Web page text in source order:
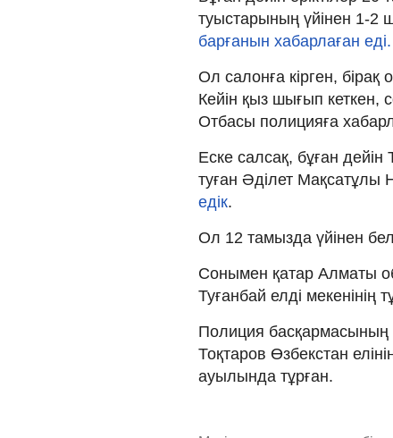
туыстарының үйінен 1-
барғанын хабарлаған еді.
Ол салонға кірген, бірақ
Кейін қыз шығып кеткен,
Отбасы полицияға
Еске салсақ, бұған
туған Әділет Мақсатұлы
едік.
Ол 12 тамызда үйінен
Сонымен қатар Алматы
Туғанбай елді мекенінің
Полиция басқармасының
Тоқтаров Өзбекстан
ауылында тұрған.